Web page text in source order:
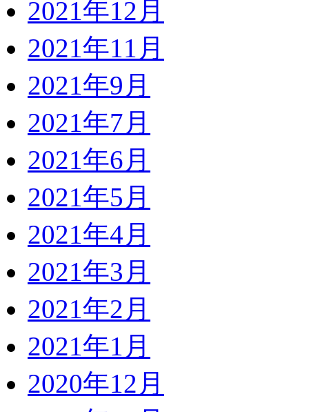
2021年12月
2021年11月
2021年9月
2021年7月
2021年6月
2021年5月
2021年4月
2021年3月
2021年2月
2021年1月
2020年12月